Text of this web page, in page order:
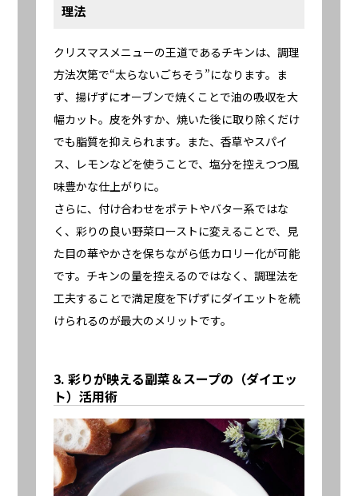
理法
クリスマスメニューの王道であるチキンは、調理
方法次第で“太らないごちそう”になります。ま
ず、揚げずにオーブンで焼くことで油の吸収を大
幅カット。皮を外すか、焼いた後に取り除くだけ
でも脂質を抑えられます。また、香草やスパイ
ス、レモンなどを使うことで、塩分を控えつつ風
味豊かな仕上がりに。
さらに、付け合わせをポテトやバター系ではな
く、彩りの良い野菜ローストに変えることで、見
た目の華やかさを保ちながら低カロリー化が可能
です。チキンの量を控えるのではなく、調理法を
工夫することで満足度を下げずにダイエットを続
けられるのが最大のメリットです。
3. 彩りが映える副菜＆スープの（ダイエッ
ト）活用術